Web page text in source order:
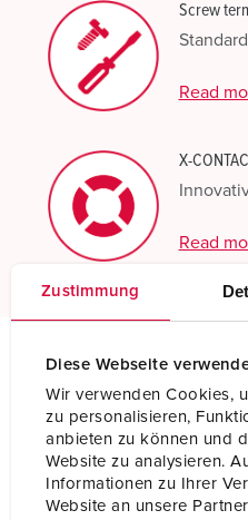
Zustimmung
Diese Webseite
Wir verwenden Cookies,
zu personalisieren,
anbieten zu können und
Website zu analysieren.
Informationen zu Ihrer
Website an unsere
Screw
Read
X-
Read
Technical specifications
Wall mounted
Ampere
Poles